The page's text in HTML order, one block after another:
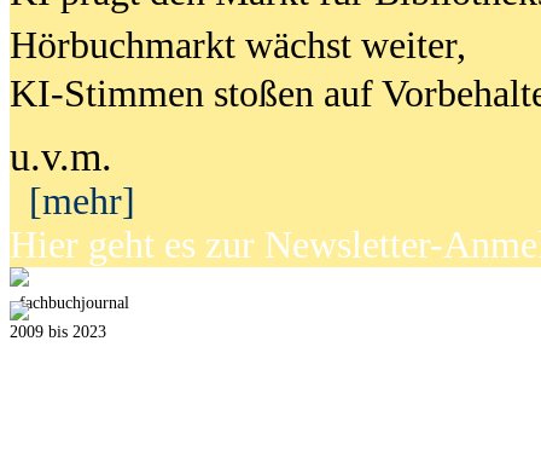
Hörbuchmarkt wächst weiter,
KI-Stimmen stoßen auf
u.v.m.
[mehr]
Hier geht es zur Newsletter-
fachbuchjournal
2009 bis 2023